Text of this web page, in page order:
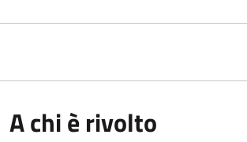
A chi è rivolto